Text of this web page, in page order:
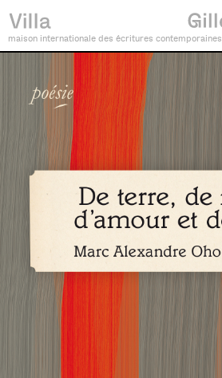
maison internationale des écritures contemporaines